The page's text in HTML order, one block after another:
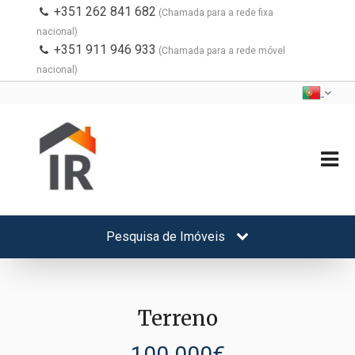
+351 262 841 682 (Chamada para a rede fixa
nacional)
+351 911 946 933 (Chamada para a rede móvel
nacional)
Pesquisa de Imóveis
Terreno